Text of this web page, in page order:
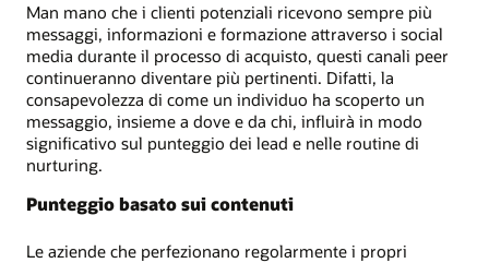
Man mano che i clienti potenziali ricevono sempre più
messaggi, informazioni e formazione attraverso i social
media durante il processo di acquisto, questi canali peer
continueranno diventare più pertinenti. Difatti, la
consapevolezza di come un individuo ha scoperto un
messaggio, insieme a dove e da chi, influirà in modo
significativo sul punteggio dei lead e nelle routine di
nurturing.
Punteggio basato sui contenuti
Le aziende che perfezionano regolarmente i propri